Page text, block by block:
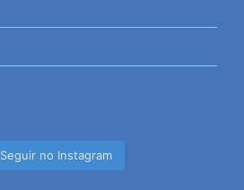
Seguir no Instagram